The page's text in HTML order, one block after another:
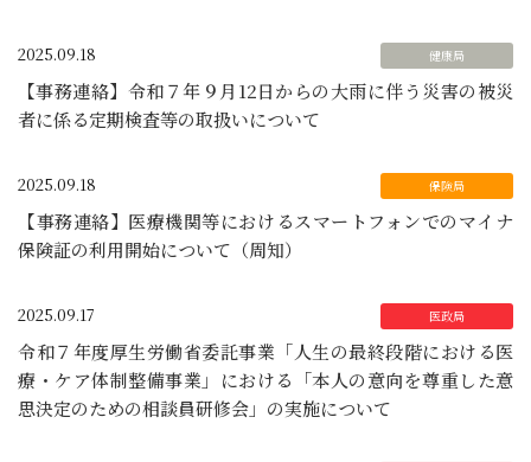
2025.09.18
【事務連絡】令和７年９月12日からの大雨に伴う災害の被災
者に係る定期検査等の取扱いについて
2025.09.18
【事務連絡】医療機関等におけるスマートフォンでのマイナ
保険証の利用開始について（周知）
2025.09.17
令和７年度厚生労働省委託事業「人生の最終段階における医
療・ケア体制整備事業」における「本人の意向を尊重した意
思決定のための相談員研修会」の実施について